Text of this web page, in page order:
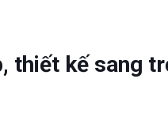
thiết kế sang